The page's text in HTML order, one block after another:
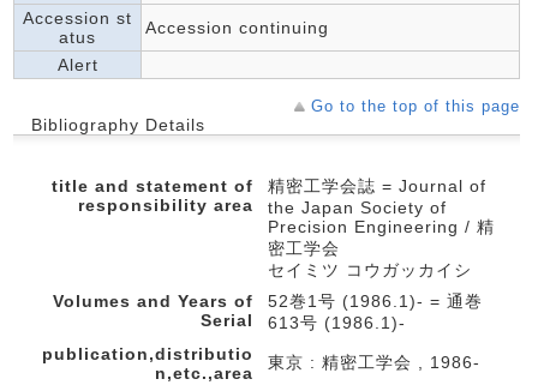
Accession st
atus
Accession continuing
Alert
Go to the top of this page
Bibliography Details
title and statement of
responsibility area
精密工学会誌 = Journal of
the Japan Society of
Precision Engineering / 精
密工学会
セイミツ コウガッカイシ
Volumes and Years of
Serial
52巻1号 (1986.1)- = 通巻
613号 (1986.1)-
publication,distributio
n,etc.,area
東京 : 精密工学会 , 1986-